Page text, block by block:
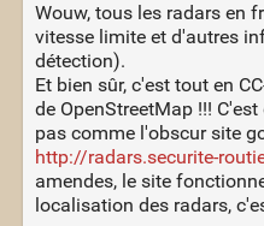
Wouw, tous les radars en
vitesse limite et d'autres
détection).
Et bien sûr, c'est tout en
de OpenStreetMap !!!
pas comme l'obscur site
http://radars.securite-
amendes, le site
localisation des radars,